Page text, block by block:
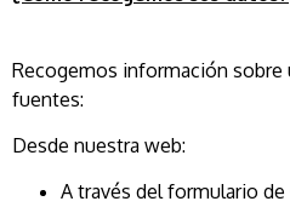
Recogemos información sobre
fuentes:
Desde nuestra web:
A través del formulario